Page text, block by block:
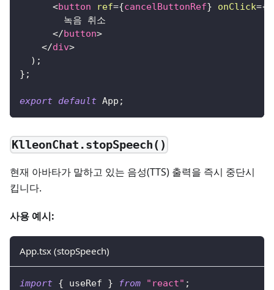
<button ref={cancelButtonRef} onClick={
        녹음 취소
</button>
</div>
) ;
} ;
export default App ;
KlleonChat.stopSpeech()
현재 아바타가 말하고 있는 음성(TTS) 출력을 즉시 중단시
킵니다.
사용 예시:
App.tsx (stopSpeech)
import { useRef } from "react" ;